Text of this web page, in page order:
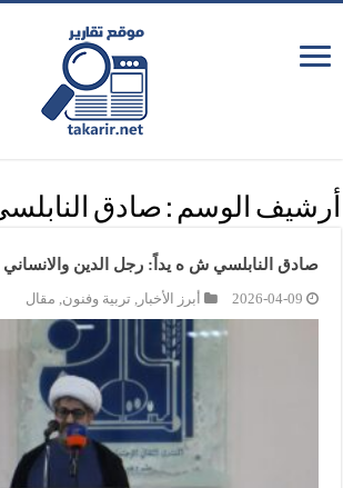
أرشيف الوسم : صادق
صادق النابلسي ش ه يداً: رجل الدين والانساني
2026-04-09 أبرز الأخبار, تربية وفنون, مقال